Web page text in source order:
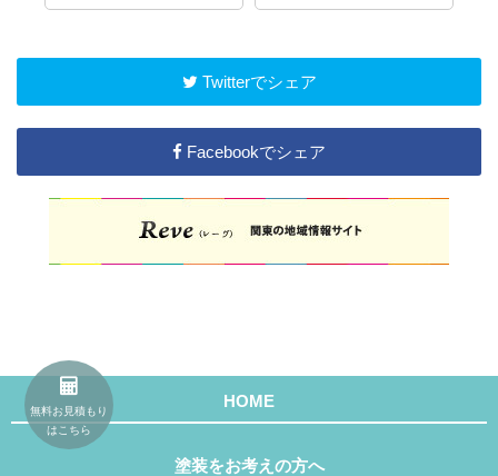
Twitterでシェア
Facebookでシェア
HOME
塗装をお考えの方へ
無料お見積もり
はこちら